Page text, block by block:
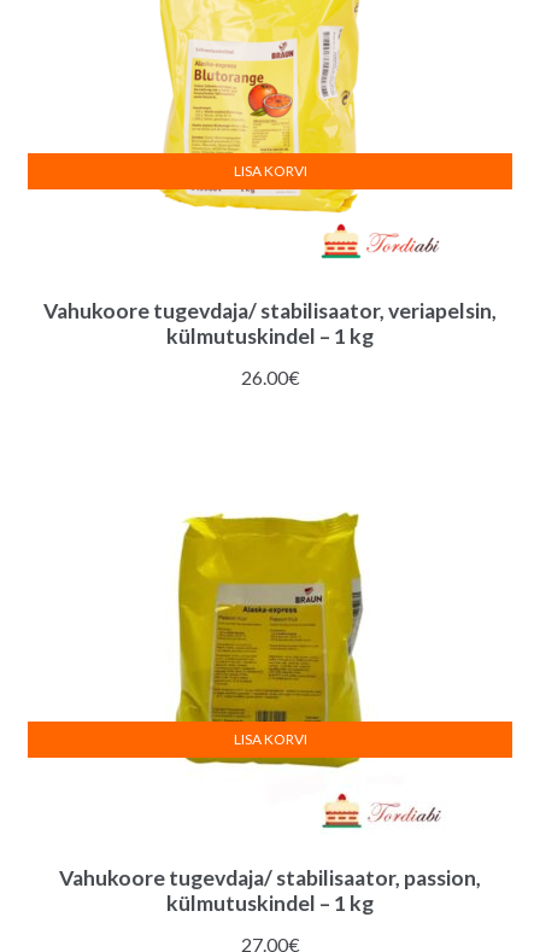
Vahukoore tugevdaja/ stabilisaator, veriapelsin,
külmutuskindel – 1 kg
26.00€
LISA KORVI
Vahukoore tugevdaja/ stabilisaator, passion,
külmutuskindel – 1 kg
27.00€
LISA KORVI